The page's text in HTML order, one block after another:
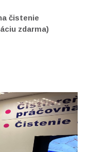
čistenie
zdarma)